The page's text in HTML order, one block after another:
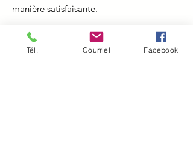
manière satisfaisante.
5.5 Communication avec le plaignant
5.5.1 Le responsable de la plainte
Tél. Courriel Facebook